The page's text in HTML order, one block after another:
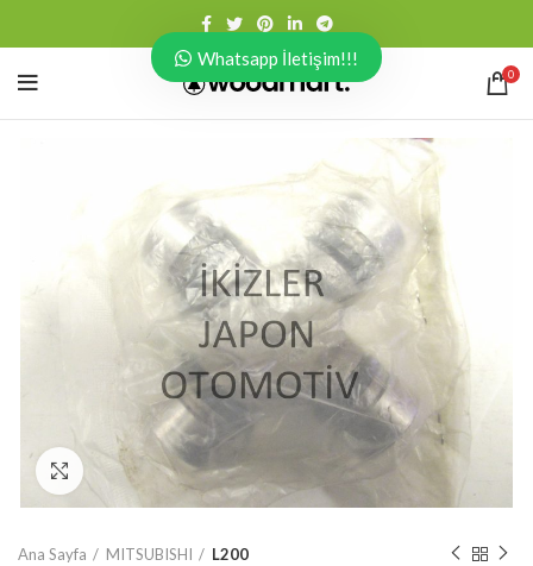
0
Click to enlarge
Ana Sayfa MITSUBISHI L200
Whatsapp İletişim!!!